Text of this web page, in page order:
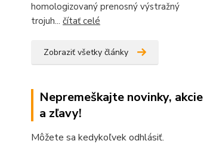
homologizovaný prenosný výstražný
trojuh... čítať celé
Zobraziť všetky články
Nepremeškajte novinky, akcie
a zľavy!
Môžete sa kedykoľvek odhlásiť.